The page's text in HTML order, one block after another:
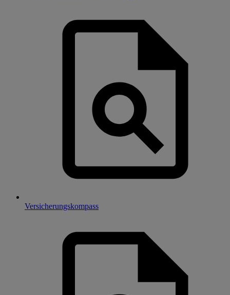
Versicherungskompass